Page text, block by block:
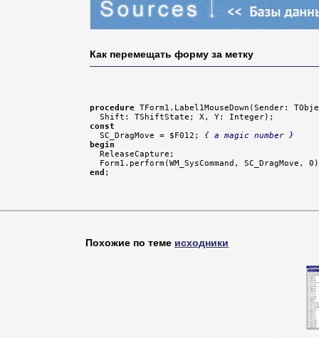
Как перемещать форму за метку
procedure TForm1.Label1MouseDown(Sender:
const
SC_DragMove = $F012; { a magic number }
begin
ReleaseCapture;
end ;
Похожие по теме исходники